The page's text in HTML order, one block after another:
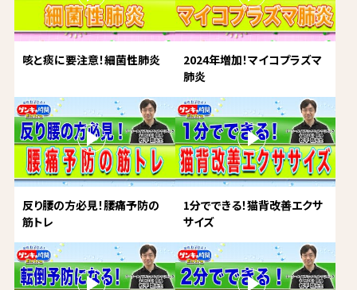
咳と痰に要注意！細菌性肺炎
2024年増加！マイコプラズマ
肺炎
反り腰の方必見！腰痛予防の
筋トレ
1分でできる！猫背改善エクサ
サイズ